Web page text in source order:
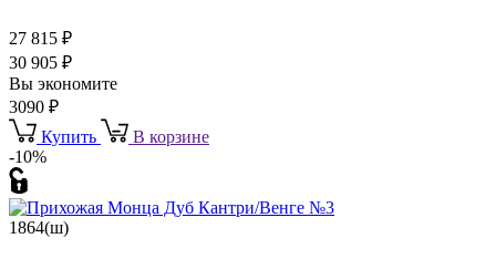
27 815 ₽
30 905 ₽
Вы экономите
3090 ₽
Купить
В корзине
-10%
1864(ш)